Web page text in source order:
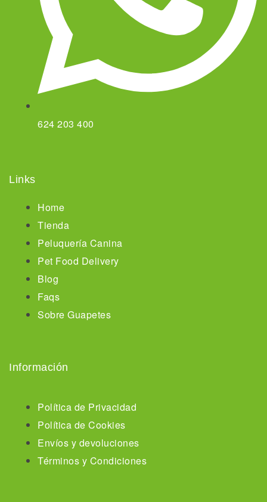
624 203 400
Links
Home
Tienda
Peluquería Canina
Pet Food Delivery
Blog
Faqs
Sobre Guapetes
Información
Política de Privacidad
Política de Cookies
Envíos y devoluciones
Términos y Condiciones